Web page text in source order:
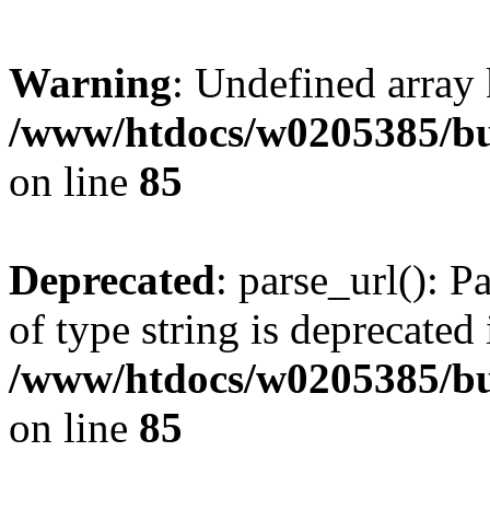
Warning: Undefined
/www/htdocs/w0205385/
on line 85
Deprecated: parse_url():
of type string is deprecated
/www/htdocs/w0205385/
on line 85